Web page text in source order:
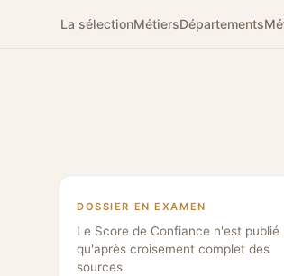
La sélectionMétiersDépartements
DOSSIER EN EXAMEN
Le Score de Confiance n'est publié
qu'après croisement complet des
sources.